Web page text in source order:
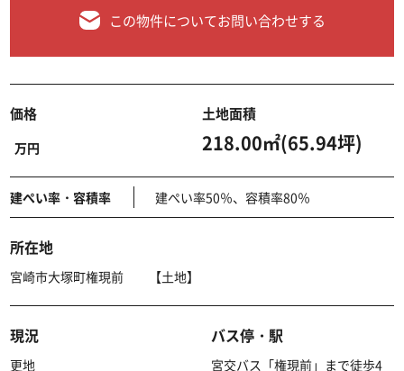
この物件についてお問い合わせする
価格
万円
土地面積
218.00㎡(65.94坪)
建ぺい率・容積率 建ぺい率50％、容積率80％
所在地
宮崎市大塚町権現前 【土地】
現況
更地
バス停・駅
宮交バス「権現前」まで徒歩4